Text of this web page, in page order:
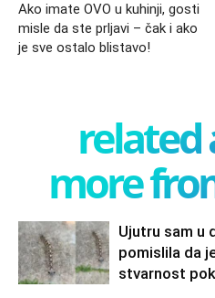
Ako imate OVO u kuhinji, gosti
misle da ste prljavi – čak i ako
je sve ostalo blistavo!
related
more
Ujutru sam u
pomislila da
stvarnost